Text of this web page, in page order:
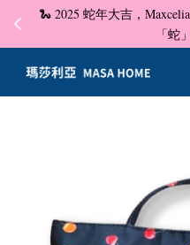
🐍 2025 蛇年大吉，
「蛇
您的購物車